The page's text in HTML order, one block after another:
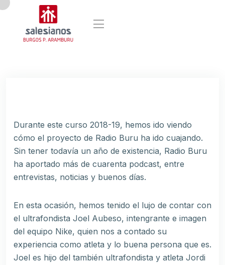
Durante este curso 2018-19, hemos ido viendo
cómo el proyecto de Radio Buru ha ido cuajando.
Sin tener todavía un año de existencia, Radio Buru
ha aportado más de cuarenta podcast, entre
entrevistas, noticias y buenos días.
En esta ocasión, hemos tenido el lujo de contar con
el ultrafondista Joel Aubeso, intengrante e imagen
del equipo Nike, quien nos a contado su
experiencia como atleta y lo buena persona que es.
Joel es hijo del también ultrafondista y atleta Jordi